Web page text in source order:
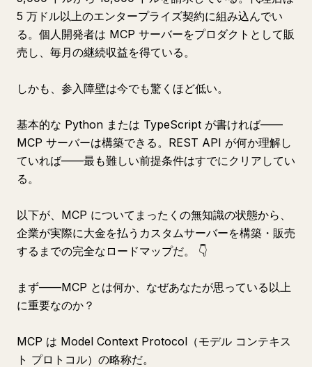
5 万ドル以上のエンタープライズ契約に組み込んでい
る。個人開発者は MCP サーバーをプロダクトとして販
売し、毎月の継続収益を得ている。
しかも、参入障壁は今でも驚くほど低い。
基本的な Python または TypeScript が書ければ——
MCP サーバーは構築できる。REST API が何か理解し
ていれば——最も難しい前提条件はすでにクリアしてい
る。
以下が、MCP についてまったくの無知識の状態から、
企業が実際に大金を払うカスタムサーバーを構築・販売
するまでの完全なロードマップだ。 👇
まず——MCP とは何か、なぜあなたが思っている以上
に重要なのか？
MCP は Model Context Protocol（モデル コンテキス
ト プロトコル）の略称だ。